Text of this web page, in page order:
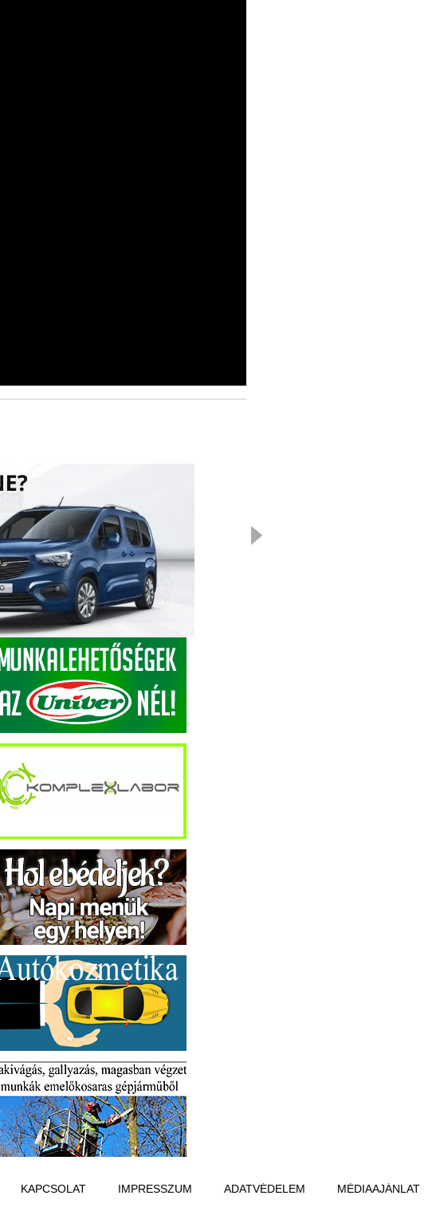
KAPCSOLAT IMPRESSZUM ADATVÉDELEM MÉDIAAJÁNLAT